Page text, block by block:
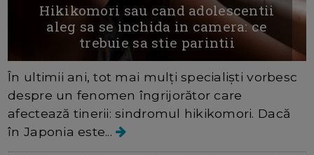
Hikikomori sau cand adolescentii
aleg sa se inchida in camera: ce
trebuie sa stie parintii
În ultimii ani, tot mai mulți specialiști vorbesc
despre un fenomen îngrijorător care
afectează tinerii: sindromul hikikomori. Dacă
în Japonia este...